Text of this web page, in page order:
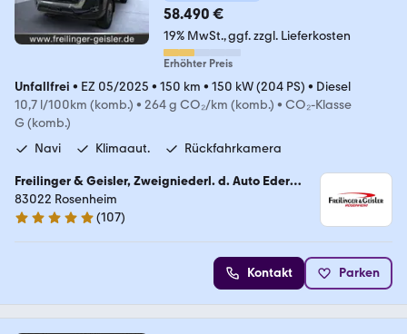
58.490 €
19% MwSt. ggf. zzgl. Lieferkosten
Erhöhter Preis
Unfallfrei • EZ 05/2025 • 150 km • 150 kW (204 PS) • Diesel
10,7 l/100km (komb.) • 264 g CO₂/km (komb.) • CO₂-Klasse
G (komb.)
Navi
Klimaaut. Rückfahrkamera
Freilinger & Geisler, Zweigniederl. d. Auto Eder
GmbH
83022 Rosenheim
5 Sterne
(107)
Kontakt Parken